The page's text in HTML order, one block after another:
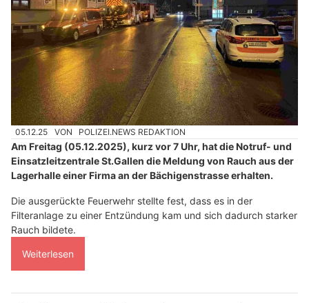
05.12.25 VON POLIZEI.NEWS REDAKTION
Am Freitag (05.12.2025), kurz vor 7 Uhr, hat die Notruf- und
Einsatzleitzentrale St.Gallen die Meldung von Rauch aus der
Lagerhalle einer Firma an der Bächigenstrasse erhalten.
Die ausgerückte Feuerwehr stellte fest, dass es in der
Filteranlage zu einer Entzündung kam und sich dadurch starker
Rauch bildete.
Weiterlesen